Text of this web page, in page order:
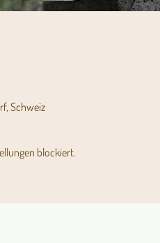
Schweiz
blockiert.